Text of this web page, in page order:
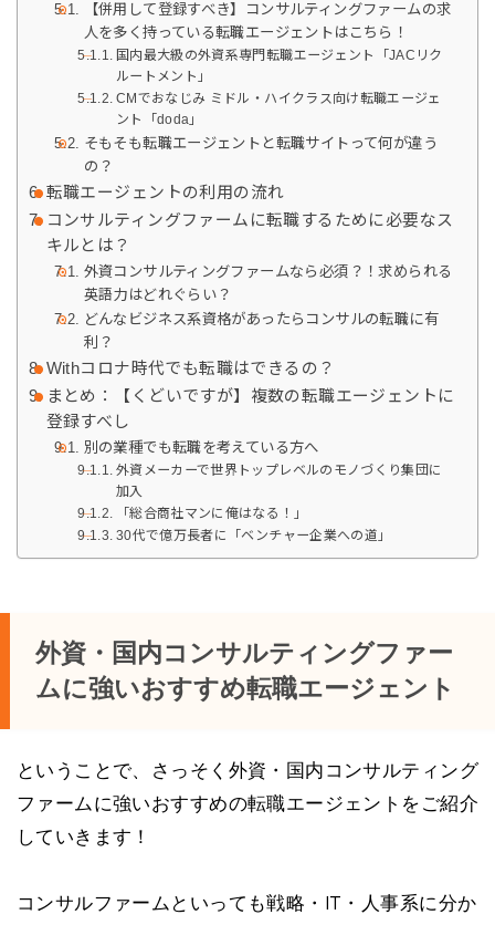
【併用して登録すべき】コンサルティングファームの求
人を多く持っている転職エージェントはこちら！
国内最大級の外資系専門転職エージェント「JACリク
ルートメント」
CMでおなじみ ミドル・ハイクラス向け転職エージェ
ント「doda」
そもそも転職エージェントと転職サイトって何が違う
の？
転職エージェントの利用の流れ
コンサルティングファームに転職するために必要なス
キルとは？
外資コンサルティングファームなら必須？！求められる
英語力はどれぐらい？
どんなビジネス系資格があったらコンサルの転職に有
利？
Withコロナ時代でも転職はできるの？
まとめ：【くどいですが】複数の転職エージェントに
登録すべし
別の業種でも転職を考えている方へ
外資メーカーで世界トップレベルのモノづくり集団に
加入
「総合商社マンに俺はなる！」
30代で億万長者に「ベンチャー企業への道」
外資・国内コンサルティングファー
ムに強いおすすめ転職エージェント
ということで、さっそく外資・国内コンサルティング
ファームに強いおすすめの転職エージェントをご紹介
していきます！
コンサルファームといっても戦略・IT・人事系に分か